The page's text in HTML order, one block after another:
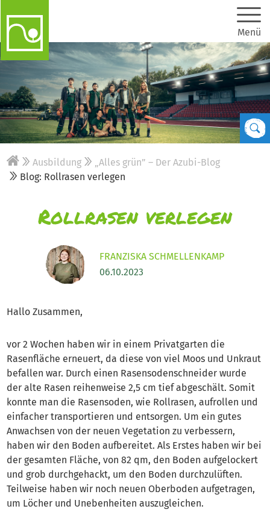
Menü
Ausbildung
„Alles grün” – Der Azubi-Blog
Blog: Rollrasen verlegen
Rollrasen verlegen
FRANZISKA SCHMELLENKAMP
06.10.2023
Hallo Zusammen,
vor 2 Wochen haben wir in einem Privatgarten die
Rasenfläche erneuert, da diese von viel Moos und Unkraut
befallen war. Durch einen Rasensodenschneider wurde
der alte Rasen reihenweise 2,5 cm tief abgeschält. Somit
konnte man die Rasensoden, wie Rollrasen, aufrollen und
einfacher transportieren und entsorgen. Um ein gutes
Anwachsen von der neuen Vegetation zu verbessern,
haben wir den Boden aufbereitet. Als Erstes haben wir bei
der gesamten Fläche, von 82 qm, den Boden aufgelockert
und grob durchgehackt, um den Boden durchzulüften.
Teilweise haben wir noch neuen Oberboden aufgetragen,
um Löcher und Unebenheiten auszugleichen.